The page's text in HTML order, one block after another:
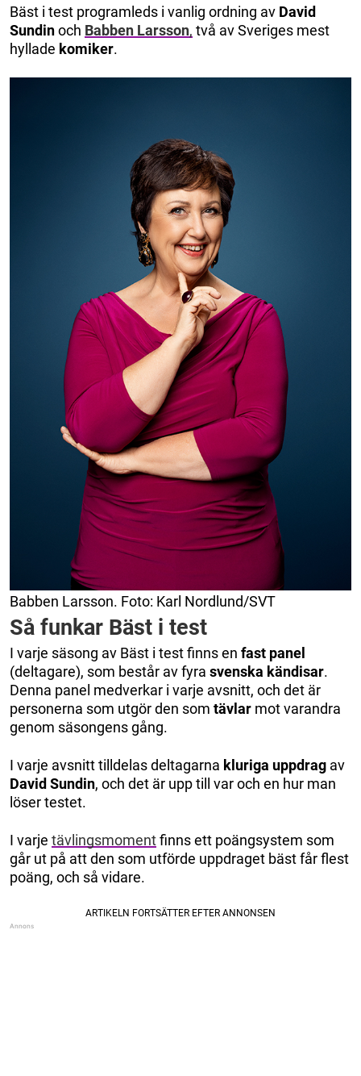
Bäst i test programleds i vanlig ordning av David
Sundinoch Babben Larsson, två av Sveriges mest
hyllade komiker.
Babben Larsson. Foto: Karl Nordlund/SVT
Så funkar Bäst i test
I varje säsong av Bäst i test finns en fast panel
(deltagare), som består av fyra svenska kändisar.
Denna panel medverkar i varje avsnitt, och det är
personerna som utgör den som tävlar mot varandra
genom säsongens gång.
I varje avsnitt tilldelas deltagarna kluriga uppdrag av
David Sundin, och det är upp till var och en hur man
löser testet.
I varje tävlingsmomentfinns ett poängsystem som
går ut på att den som utförde uppdraget bäst får flest
poäng, och så vidare.